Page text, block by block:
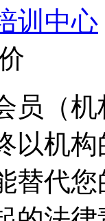
训中心
员（
以机
替代